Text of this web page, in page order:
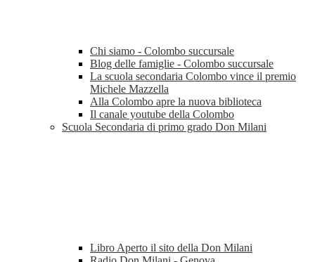
Chi siamo - Colombo succursale
Blog delle famiglie - Colombo succursale
La scuola secondaria Colombo vince il premio
Michele Mazzella
Alla Colombo apre la nuova biblioteca
Il canale youtube della Colombo
Scuola Secondaria di primo grado Don Milani
Libro Aperto il sito della Don Milani